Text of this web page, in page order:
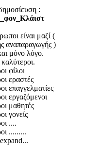
:
είναι μαζί (
αναπαραγωγής )
μόνο λόγο.
καλύτεροι.
φίλοι
εραστές
επαγγελματίες
εργαζόμενοι
μαθητές
γονείς
....
.........